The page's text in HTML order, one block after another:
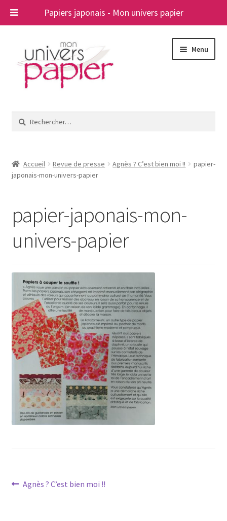
Papiers japonais - Mon univers papier
navigation
contenu
Menu
le
A propos
Rechercher :
Accueil Revue de presse Agnès ? C’est bien moi !!
papier-
japonais-mon-univers-papier
papier-japonais-mon-
univers-papier
Navigation
Article
Agnès ? C’est bien moi !!